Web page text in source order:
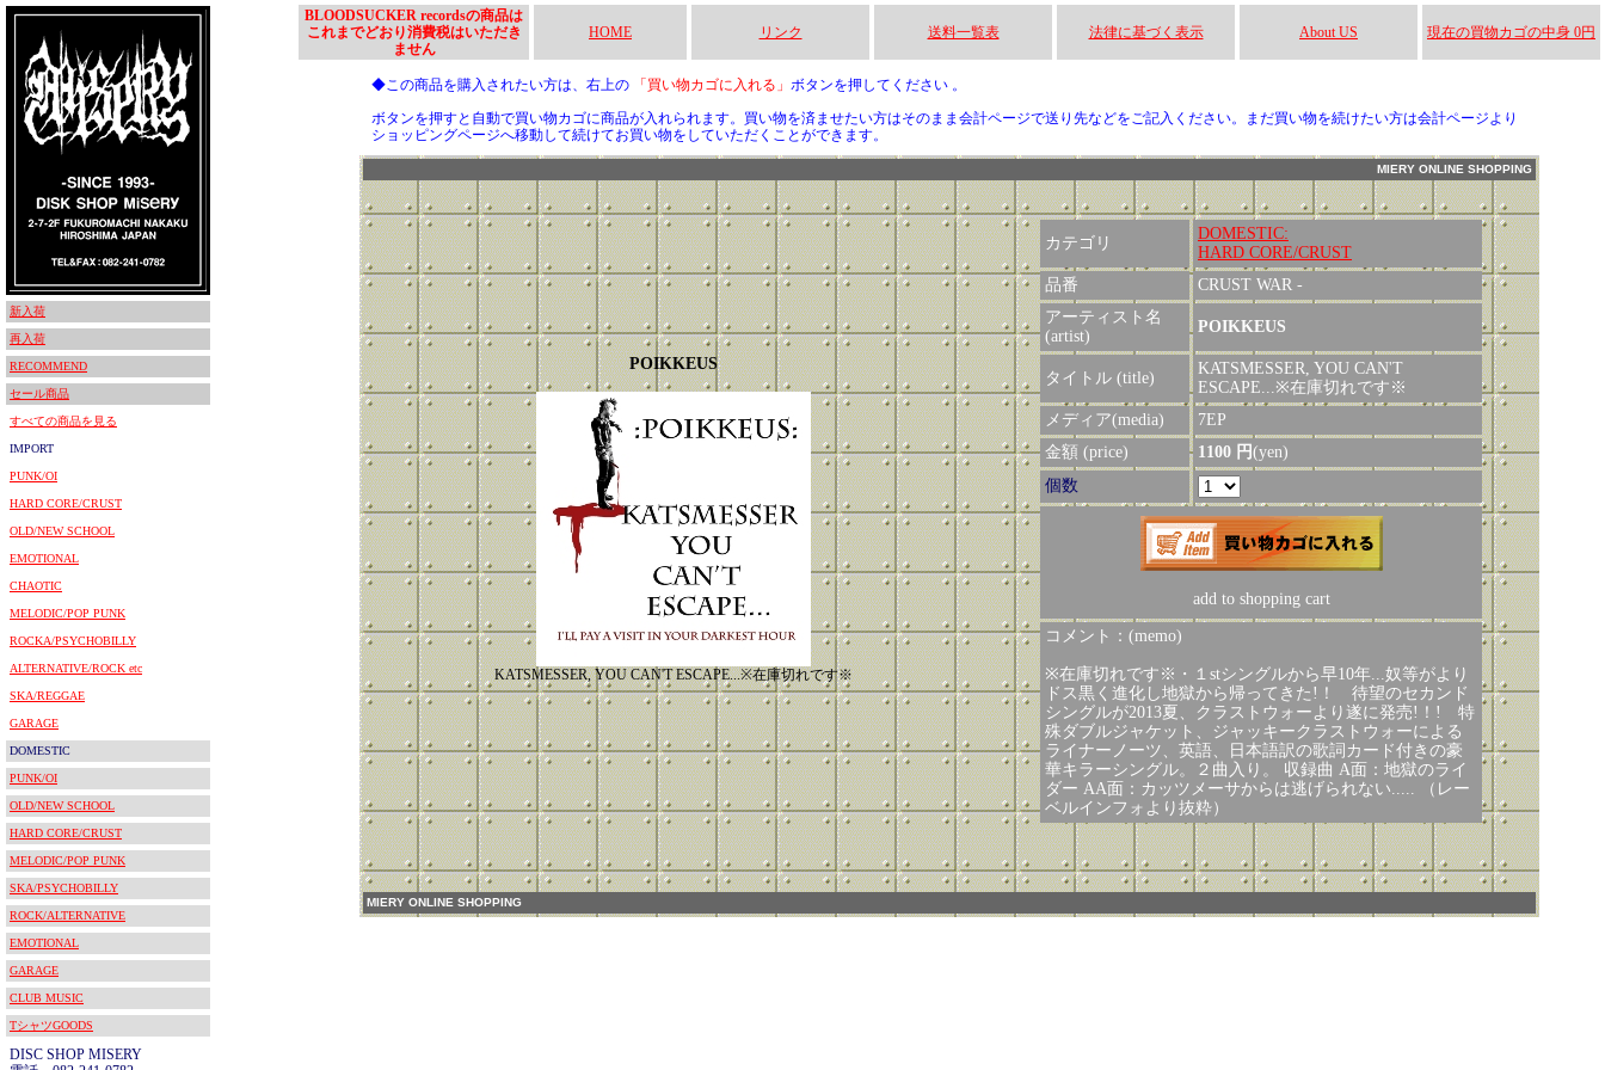
新入荷
再入荷
RECOMMEND
セール商品
すべての商品を見る
IMPORT
PUNK/OI
HARD CORE/CRUST
OLD/NEW SCHOOL
EMOTIONAL
CHAOTIC
MELODIC/POP PUNK
ROCKA/PSYCHOBILLY
ALTERNATIVE/ROCK etc
SKA/REGGAE
GARAGE
DOMESTIC
PUNK/OI
OLD/NEW SCHOOL
HARD CORE/CRUST
MELODIC/POP PUNK
SKA/PSYCHOBILLY
ROCK/ALTERNATIVE
EMOTIONAL
GARAGE
CLUB MUSIC
TシャツGOODS
DISC SHOP MISERY
BLOODSUCKER recordsの商品は
これまでどおり消費税はいただき
ません
HOME リンク 送料一覧表 法律に基づく表示 About US 現在の買物カゴの中身 0円
◆この商品を購入されたい方は、右上の 「買い物カゴに入れる」 ボタンを押してください 。
ボタンを押すと自動で買い物カゴに商品が入れられます。買い物を済ませたい方はそのまま会計ページで送り先などをご記入ください。まだ買い物を続けたい方は会計ページより
ショッピングページへ移動して続けてお買い物をしていただくことができます。
MIERY ONLINE SHOPPING
POIKKEUS
KATSMESSER, YOU CAN'T ESCAPE...※在庫切れです※
カテゴリ
DOMESTIC:
HARD CORE/CRUST
品番
CRUST WAR -
アーティスト名
(artist)
POIKKEUS
タイトル (title)
KATSMESSER, YOU CAN'T
ESCAPE...※在庫切れです※
メディア(media)
7EP
金額 (price)
1100 円(yen)
個数
add to shopping cart
コメント：(memo)
※在庫切れです※・１stシングルから早10年...奴等がより
ドス黒く進化し地獄から帰ってきた!！ 待望のセカンド
シングルが2013夏、クラストウォーより遂に発売!！! 特
殊ダブルジャケット、ジャッキークラストウォーによる
ライナーノーツ、英語、日本語訳の歌詞カード付きの豪
華キラーシングル。２曲入り。 収録曲 A面：地獄のライ
ダー AA面：カッツメーサからは逃げられない..... （レー
ベルインフォより抜粋）
MIERY ONLINE SHOPPING